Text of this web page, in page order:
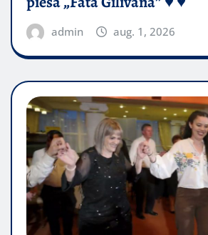
admin aug. 1, 2026